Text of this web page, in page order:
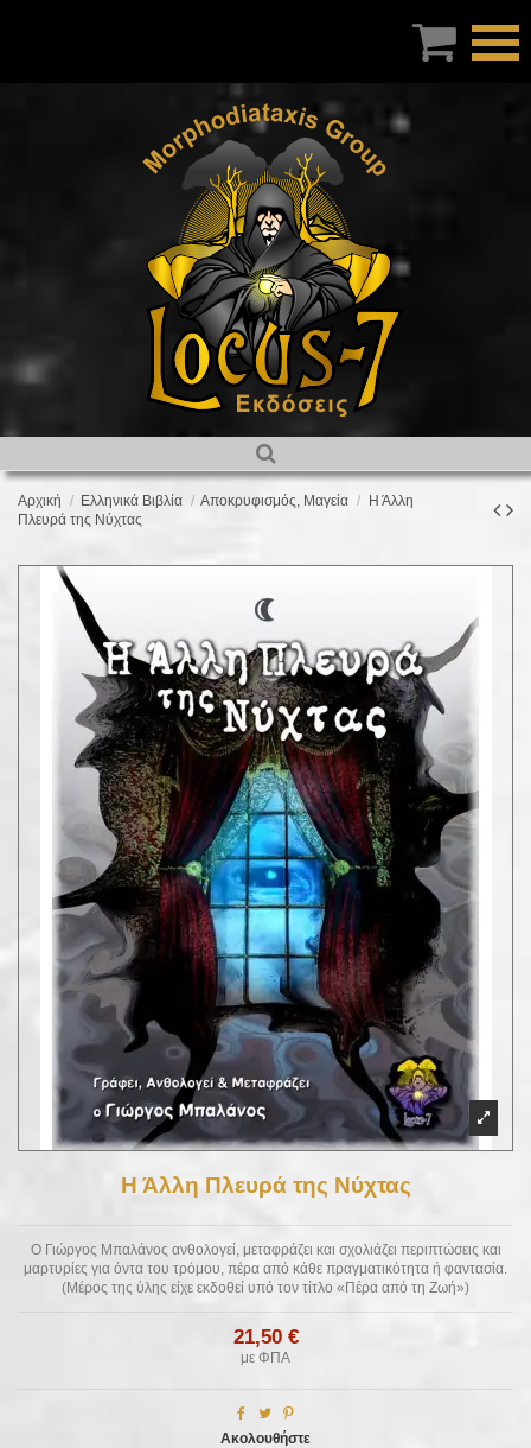
Αρχική Ελληνικά Βιβλία Αποκρυφισμός, Μαγεία
Η Άλλη
Πλευρά της Νύχτας
Η Άλλη Πλευρά της Νύχτας
O Γιώργος Μπαλάνος ανθολογεί, μεταφράζει και σχολιάζει περιπτώσεις και
μαρτυρίες για όντα του τρόμου, πέρα από κάθε πραγματικότητα ή φαντασία.
(Μέρος της ύλης είχε εκδοθεί υπό τον τίτλο «Πέρα από τη Ζωή»)
21,50 €
με ΦΠΑ
Ακολουθήστε
